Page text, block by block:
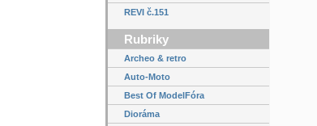
REVI č.151
Rubriky
Archeo & retro
Auto-Moto
Best Of ModelFóra
Dioráma